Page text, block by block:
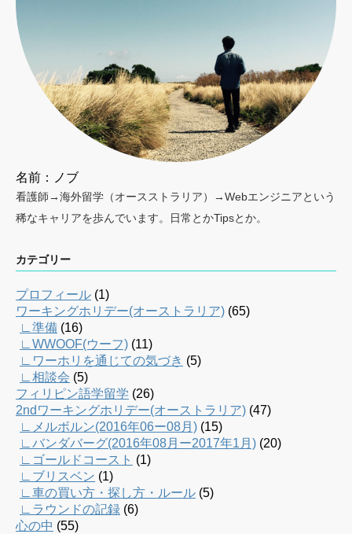
名前：ノブ
看護師→海外留学（オースストラリア）→Webエンジニアという
稀なキャリアを歩んでいます。日常とかTipsとか。
カテゴリー
プロフィール (1)
ワーキングホリデー(オーストラリア) (65)
∟準備 (16)
∟WWOOF(ウーフ) (11)
∟ワーホリを通じての気づき (5)
∟相談会 (5)
フィリピン語学留学 (26)
2ndワーキングホリデー(オーストラリア) (47)
∟メルボルン(2016年06ー08月) (15)
∟バンダバーグ(2016年08月ー2017年1月) (20)
∟ゴールドコースト (1)
∟ブリスベン (1)
∟車の買い方・探し方・ルール (5)
∟ラウンドの記録 (6)
心の中 (55)